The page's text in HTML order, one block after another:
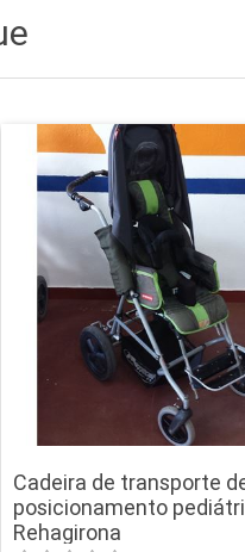
Cadeira de transporte
posicionamento
Rehagirona